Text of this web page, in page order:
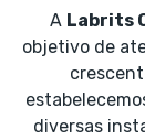
A Labrits
objetivo de
diversas